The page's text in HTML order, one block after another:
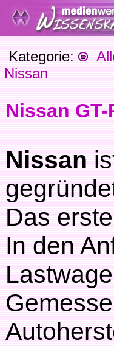
Kategorie:
Nissan
Nissan GT-
Nissan
Das
In den